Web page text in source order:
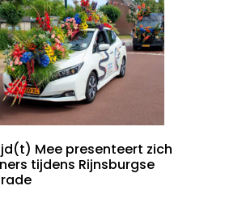
Mee presenteert zich
tijdens Rijnsburgse